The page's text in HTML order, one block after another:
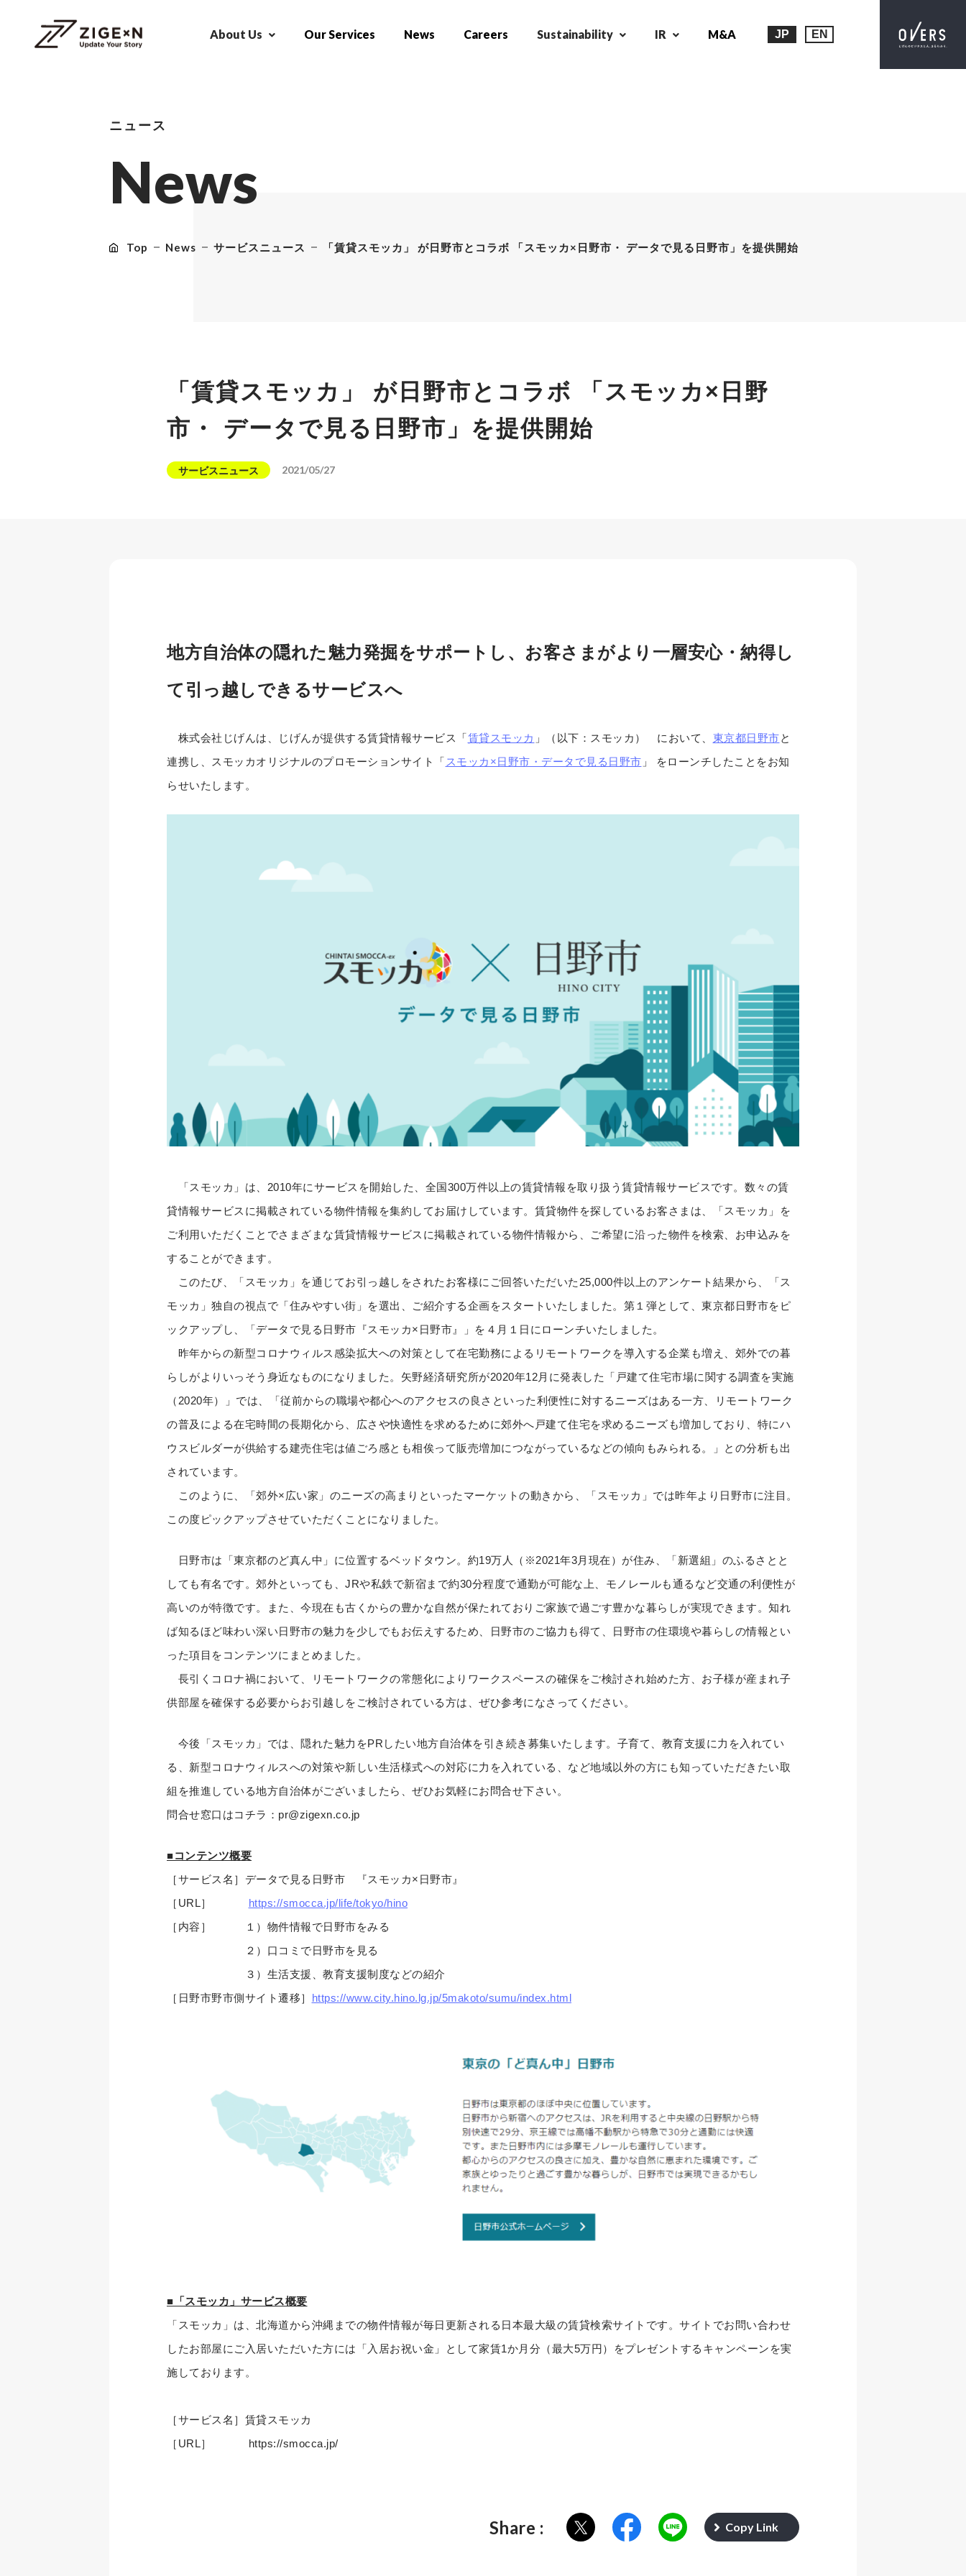
About Us Our Services News Careers Sustainability IR M&A JP EN
ニュース
News
Top News サービスニュース 「賃貸スモッカ」 が日野市とコラボ 「スモッカ×日野市・ データで見る日野市」を提供開始
「賃貸スモッカ」 が日野市とコラボ 「スモッカ×日野
市・ データで見る日野市」を提供開始
サービスニュース 2021/05/27
地方自治体の隠れた魅力発掘をサポートし、お客さまがより一層安心・納得し
て引っ越しできるサービスへ
株式会社じげんは、じげんが提供する賃貸情報サービス「賃貸スモッカ 」（以下：スモッカ） において、 東京都日野市と
連携し、スモッカオリジナルのプロモーションサイト「 スモッカ×日野市・データで見る日野市 」 をローンチしたことをお知
らせいたします。
「スモッカ」は、2010年にサービスを開始した、全国300万件以上の賃貸情報を取り扱う賃貸情報サービスです。数々の賃
貸情報サービスに掲載されている物件情報を集約してお届けしています。賃貸物件を探しているお客さまは、「スモッカ」を
ご利用いただくことでさまざまな賃貸情報サービスに掲載されている物件情報から、ご希望に沿った物件を検索、お申込みを
することができます。
このたび、「スモッカ」を通じてお引っ越しをされたお客様にご回答いただいた25,000件以上のアンケート結果から、「ス
モッカ」独自の視点で「住みやすい街」を選出、ご紹介する企画をスタートいたしました。第１弾として、東京都日野市をピ
ックアップし、「データで見る日野市『スモッカ×日野市』」を４月１日にローンチいたしました。
昨年からの新型コロナウィルス感染拡大への対策として在宅勤務によるリモートワークを導入する企業も増え、郊外での暮
らしがよりいっそう身近なものになりました。矢野経済研究所が2020年12月に発表した「戸建て住宅市場に関する調査を実施
（2020年）」では、「従前からの職場や都心へのアクセスの良さといった利便性に対するニーズはある一方、リモートワーク
の普及による在宅時間の長期化から、広さや快適性を求めるために郊外へ戸建て住宅を求めるニーズも増加しており、特にハ
ウスビルダーが供給する建売住宅は値ごろ感とも相俟って販売増加につながっているなどの傾向もみられる。」との分析も出
されています。
このように、「郊外×広い家」のニーズの高まりといったマーケットの動きから、「スモッカ」では昨年より日野市に注目。
この度ピックアップさせていただくことになりました。
日野市は「東京都のど真ん中」に位置するベッドタウン。約19万人（※2021年3月現在）が住み、「新選組」のふるさとと
しても有名です。郊外といっても、JRや私鉄で新宿まで約30分程度で通勤が可能な上、モノレールも通るなど交通の利便性が
高いのが特徴です。また、今現在も古くからの豊かな自然が保たれておりご家族で過ごす豊かな暮らしが実現できます。知れ
ば知るほど味わい深い日野市の魅力を少しでもお伝えするため、日野市のご協力も得て、日野市の住環境や暮らしの情報とい
った項目をコンテンツにまとめました。
長引くコロナ禍において、リモートワークの常態化によりワークスペースの確保をご検討され始めた方、お子様が産まれ子
供部屋を確保する必要からお引越しをご検討されている方は、ぜひ参考になさってください。
今後「スモッカ」では、隠れた魅力をPRしたい地方自治体を引き続き募集いたします。子育て、教育支援に力を入れてい
る、新型コロナウィルスへの対策や新しい生活様式への対応に力を入れている、など地域以外の方にも知っていただきたい取
組を推進している地方自治体がございましたら、ぜひお気軽にお問合せ下さい。
問合せ窓口はコチラ：pr@zigexn.co.jp
■コンテンツ概要
［サービス名］データで見る日野市 『スモッカ×日野市』
［URL］ https://smocca.jp/life/tokyo/hino
［内容］ １）物件情報で日野市をみる
２）口コミで日野市を見る
３）生活支援、教育支援制度などの紹介
［日野市野市側サイト遷移］ https://www.city.hino.lg.jp/5makoto/sumu/index.html
■「スモッカ」サービス概要
「スモッカ」は、北海道から沖縄までの物件情報が毎日更新される日本最大級の賃貸検索サイトです。サイトでお問い合わせ
したお部屋にご入居いただいた方には「入居お祝い金」として家賃1か月分（最大5万円）をプレゼントするキャンペーンを実
施しております。
［サービス名］賃貸スモッカ
［URL］ https://smocca.jp/
Share : Copy Link